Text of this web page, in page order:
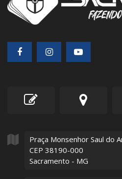
Praça Monsenhor Saul do
CEP 38190-000
Sacramento - MG